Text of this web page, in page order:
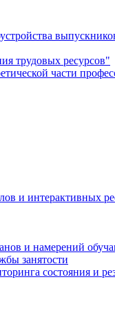
трудовых ресурсов"
части
и интерактивных
и намерений
занятости
состояния и